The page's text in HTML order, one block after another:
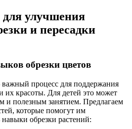
улучшения
и пересадки
обрезки цветов
процесс для поддержания
их красоты. Для детей это может
и полезным занятием. Предлагаем
которые помогут им
обрезки растений: